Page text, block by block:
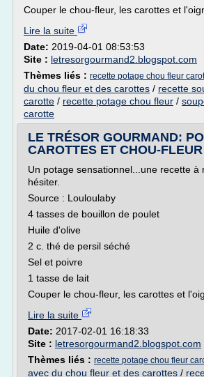
Couper le chou-fleur, les carottes et
Lire la suite
Date: 2019-04-01 08:53:53
Site : letresorgourmand2.blogspot.com
Thèmes liés : recette potage chou fleur
du chou fleur et des carottes / recette
carotte / recette potage chou fleur /
carotte
LE TRÉSOR GOURMAND:
CAROTTES ET CHOU-FLEUR
Un potage sensationnel...une recette à
hésiter.
Source : Louloulaby
4 tasses de bouillon de poulet
Huile d'olive
2 c. thé de persil séché
Sel et poivre
1 tasse de lait
Couper le chou-fleur, les carottes et
Lire la suite
Date: 2017-02-01 16:18:33
Site : letresorgourmand2.blogspot.com
Thèmes liés : recette potage chou fleur
avec du chou fleur et des carottes /